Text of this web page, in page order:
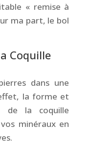
« remise à
ma part, le bol
Coquille
dans une
la forme et
de la coquille
minéraux en